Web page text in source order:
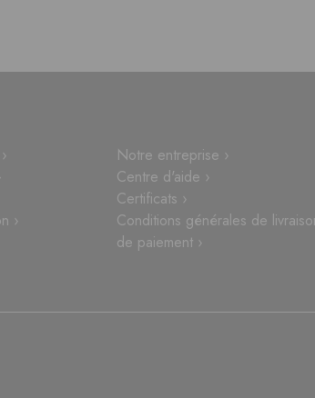
›
Notre entreprise ›
Centre d'aide ›
Certificats ›
Conditions générales de
de paiement ›